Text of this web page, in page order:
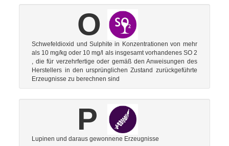
O
Schwefeldioxid und Sulphite in Konzentrationen von mehr
als 10 mg/kg oder 10 mg/l als insgesamt vorhandenes SO 2
, die für verzehrfertige oder gemäß den Anweisungen des
Herstellers in den ursprünglichen Zustand zurückgeführte
Erzeugnisse zu berechnen sind
P
Lupinen und daraus gewonnene Erzeugnisse